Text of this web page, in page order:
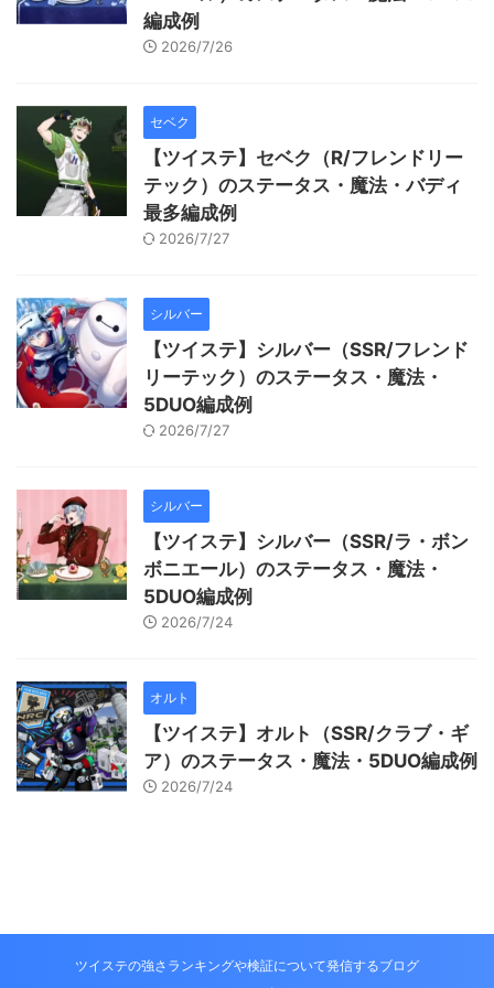
編成例
2026/7/26
セベク
【ツイステ】セベク（R/フレンドリー
テック）のステータス・魔法・バディ
最多編成例
2026/7/27
シルバー
【ツイステ】シルバー（SSR/フレンド
リーテック）のステータス・魔法・
5DUO編成例
2026/7/27
シルバー
【ツイステ】シルバー（SSR/ラ・ボン
ボニエール）のステータス・魔法・
5DUO編成例
2026/7/24
オルト
【ツイステ】オルト（SSR/クラブ・ギ
ア）のステータス・魔法・5DUO編成例
2026/7/24
ツイステの強さランキングや検証について発信するブログ